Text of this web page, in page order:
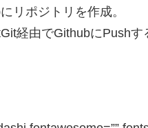
リポジトリを作成。
経由でGithubにPushす